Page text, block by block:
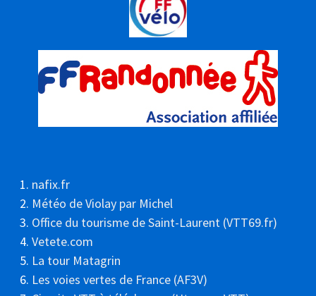
nafix.fr
Météo de Violay par Michel
Office du tourisme de Saint-Laurent (VTT69.fr)
Vetete.com
La tour Matagrin
Les voies vertes de France (AF3V)